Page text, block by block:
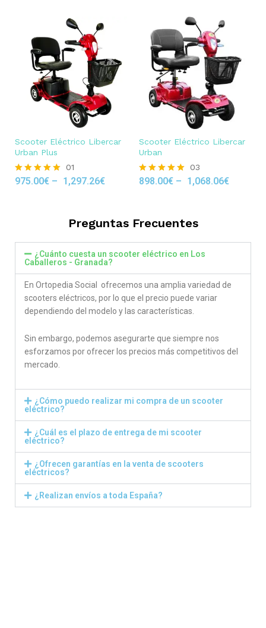
Scooter Eléctrico Libercar
Urban Plus
Rated
01
975.00€ – 1,297.26€
Scooter Eléctrico Libercar
Urban
Rated
03
898.00€ – 1,068.06€
Preguntas Frecuentes
¿Cuánto cuesta un scooter eléctrico en Los
Caballeros - Granada?
En Ortopedia Social ofrecemos una amplia variedad de
scooters eléctricos, por lo que el precio puede variar
dependiendo del modelo y las características.
Sin embargo, podemos asegurarte que siempre nos
esforzamos por ofrecer los precios más competitivos del
mercado.
¿Cómo puedo realizar mi compra de un scooter
eléctrico?
¿Cuál es el plazo de entrega de mi scooter
eléctrico?
¿Ofrecen garantías en la venta de scooters
eléctricos?
¿Realizan envíos a toda España?